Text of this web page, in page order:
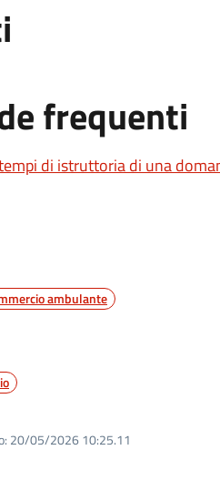
frequenti
di istruttoria di una
ambulante
20/05/2026 10:25.11